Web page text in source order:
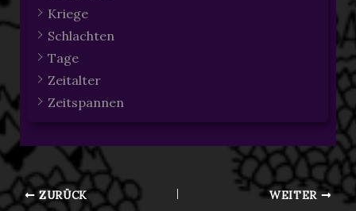
Kriege
Schlachten
Tage
Zeitalter
Zeitspannen
ZURÜCK WEITER